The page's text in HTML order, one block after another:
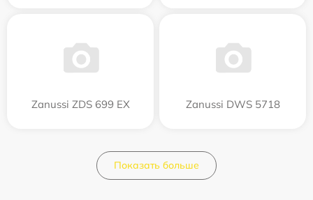
Zanussi ZDS 699 EX Zanussi DWS 5718
Показать больше